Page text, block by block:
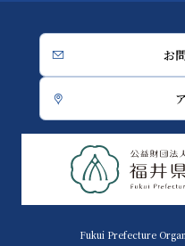
お
Fukui Prefecture